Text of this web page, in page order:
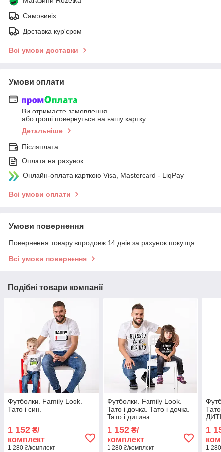
Самовивіз
Доставка кур'єром
Всі умови доставки
Умови оплати
Ви отримаєте замовлення
або гроші повернуться на вашу картку
Детальніше
Післяплата
Оплата на рахунок
Онлайн-оплата карткою Visa, Mastercard - LiqPay
Всі умови оплати
Умови повернення
Повернення товару впродовж 14 днів за рахунок покупця
Всі умови повернення
Подібні товари компанії
Футболки. Family Look.
Тато і син.
1 152 ₴/
комплект
1 280 ₴/комплект
Футболки. Family Look.
Тато і дочка. Тато і дочка.
Тато і дитина
1 152₴/
комплект
1 280 ₴/комплект
1
1